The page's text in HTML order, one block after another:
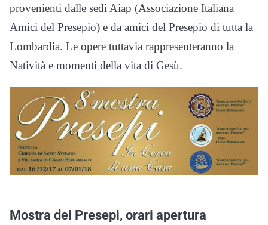
provenienti dalle sedi Aiap (Associazione Italiana
Amici del Presepio) e da amici del Presepio di tutta la
Lombardia. Le opere tuttavia rappresenteranno la
Natività e momenti della vita di Gesù.
Mostra dei Presepi, orari apertura